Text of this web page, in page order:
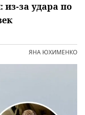
за удара по
ЯНА ЮХИМЕНКО